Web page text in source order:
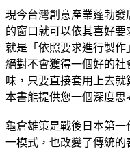
現今台灣創意產業蓬勃
的窗口就可以依其喜好
就是「依照要求進行製
絕對不會獲得一個好的
味，只要直接套用上去
本書能提供您一個深度思
龜倉雄策是戰後日本第
一模式，也改變了傳統的